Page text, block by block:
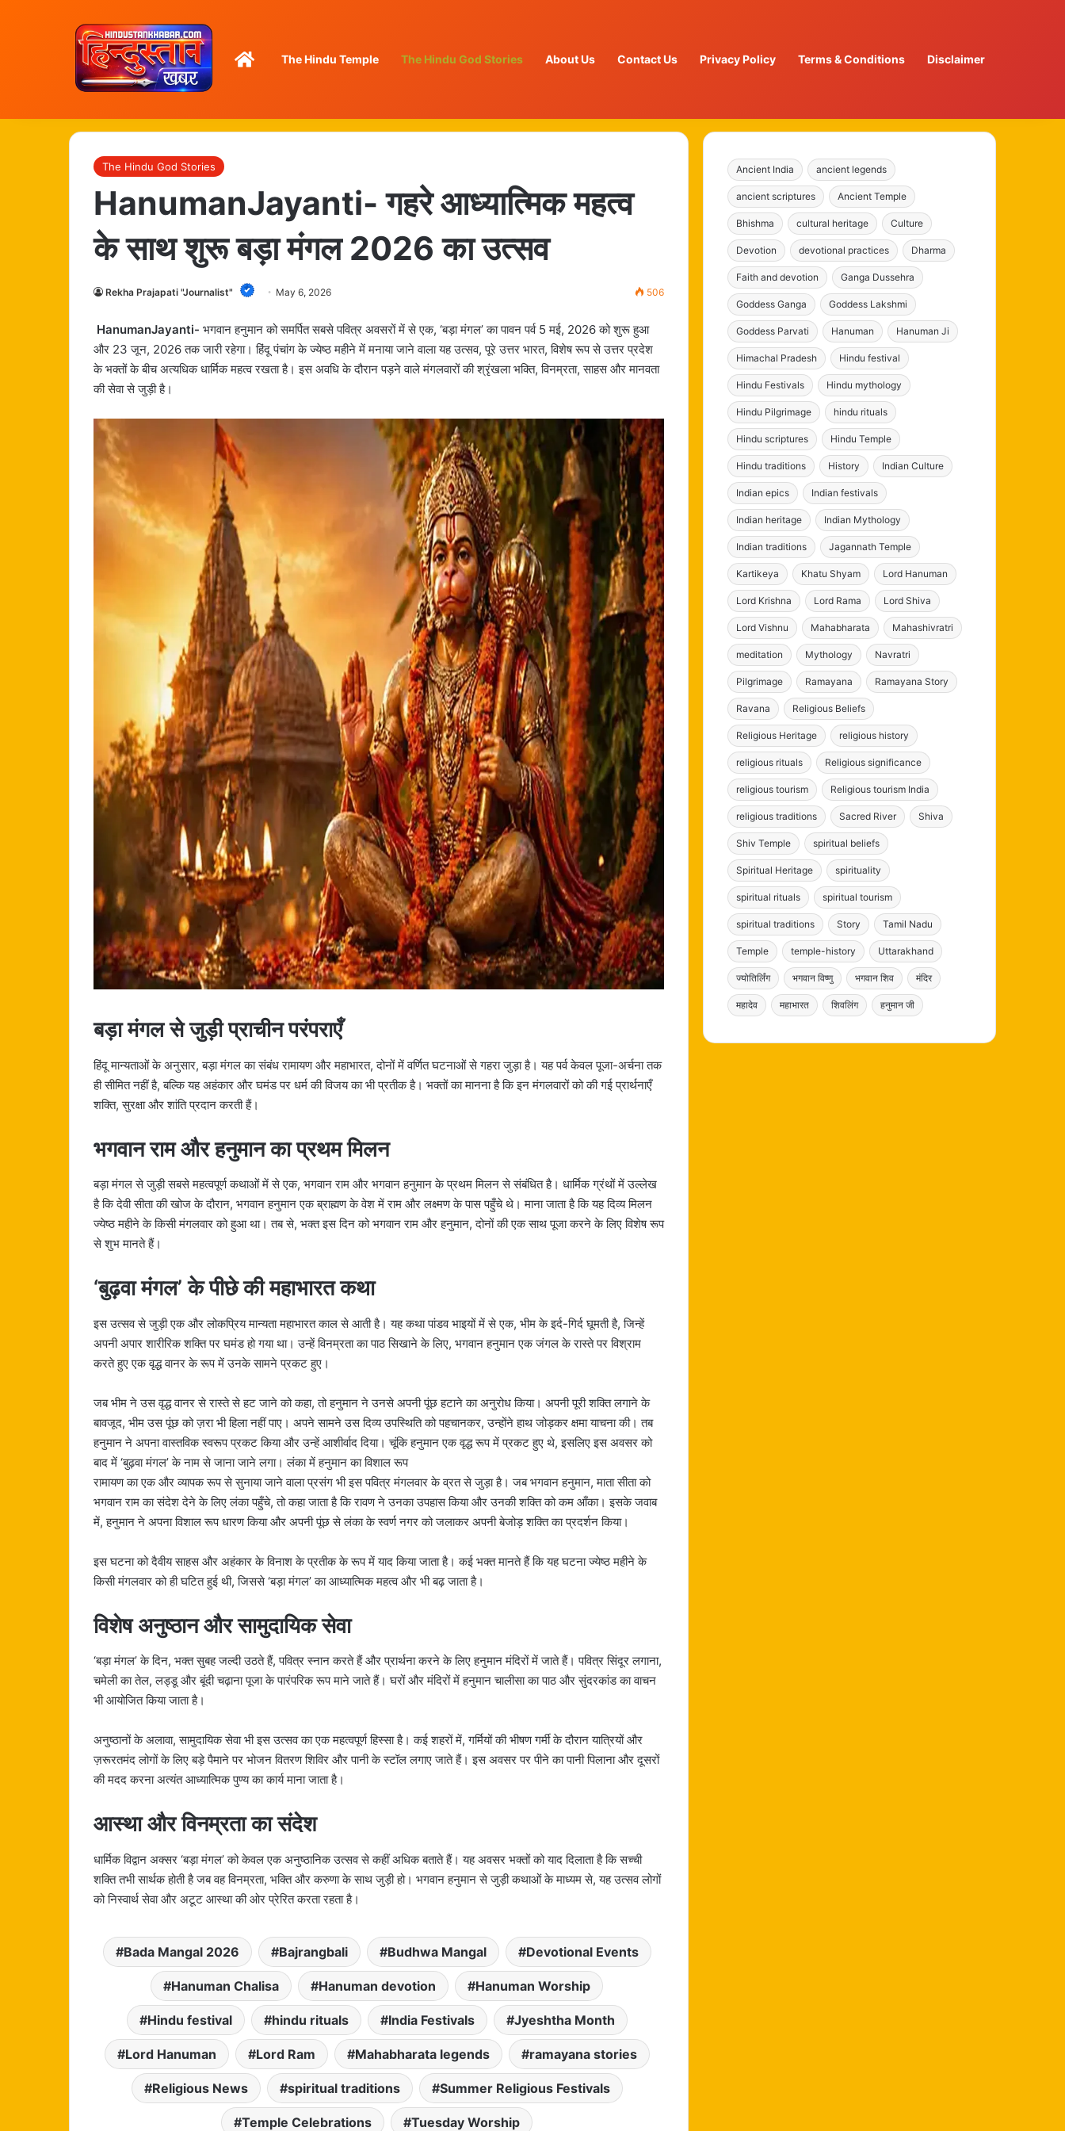
HomeThe Hindu Temple The Hindu God Stories About Us Contact Us Privacy Policy Terms & Conditions Disclaimer
The Hindu God Stories
HanumanJayanti- गहरे आध्यात्मिक महत्व
के साथ शुरू बड़ा मंगल 2026 का उत्सव
Rekha Prajapati "Journalist" May 6, 2026 506
HanumanJayanti- भगवान हनुमान को समर्पित सबसे पवित्र अवसरों में से एक, ‘बड़ा मंगल’ का पावन पर्व 5 मई, 2026 को शुरू हुआ
और 23 जून, 2026 तक जारी रहेगा। हिंदू पंचांग के ज्येष्ठ महीने में मनाया जाने वाला यह उत्सव, पूरे उत्तर भारत, विशेष रूप से उत्तर प्रदेश
के भक्तों के बीच अत्यधिक धार्मिक महत्व रखता है। इस अवधि के दौरान पड़ने वाले मंगलवारों की श्रृंखला भक्ति, विनम्रता, साहस और मानवता
की सेवा से जुड़ी है।
बड़ा मंगल से जुड़ी प्राचीन परंपराएँ
हिंदू मान्यताओं के अनुसार, बड़ा मंगल का संबंध रामायण और महाभारत, दोनों में वर्णित घटनाओं से गहरा जुड़ा है। यह पर्व केवल पूजा-अर्चना तक
ही सीमित नहीं है, बल्कि यह अहंकार और घमंड पर धर्म की विजय का भी प्रतीक है। भक्तों का मानना ​​है कि इन मंगलवारों को की गई प्रार्थनाएँ
शक्ति, सुरक्षा और शांति प्रदान करती हैं।
भगवान राम और हनुमान का प्रथम मिलन
बड़ा मंगल से जुड़ी सबसे महत्वपूर्ण कथाओं में से एक, भगवान राम और भगवान हनुमान के प्रथम मिलन से संबंधित है। धार्मिक ग्रंथों में उल्लेख
है कि देवी सीता की खोज के दौरान, भगवान हनुमान एक ब्राह्मण के वेश में राम और लक्ष्मण के पास पहुँचे थे। माना जाता है कि यह दिव्य मिलन
ज्येष्ठ महीने के किसी मंगलवार को हुआ था। तब से, भक्त इस दिन को भगवान राम और हनुमान, दोनों की एक साथ पूजा करने के लिए विशेष रूप
से शुभ मानते हैं।
‘बुढ़वा मंगल’ के पीछे की महाभारत कथा
इस उत्सव से जुड़ी एक और लोकप्रिय मान्यता महाभारत काल से आती है। यह कथा पांडव भाइयों में से एक, भीम के इर्द-गिर्द घूमती है, जिन्हें
अपनी अपार शारीरिक शक्ति पर घमंड हो गया था। उन्हें विनम्रता का पाठ सिखाने के लिए, भगवान हनुमान एक जंगल के रास्ते पर विश्राम
करते हुए एक वृद्ध वानर के रूप में उनके सामने प्रकट हुए।
जब भीम ने उस वृद्ध वानर से रास्ते से हट जाने को कहा, तो हनुमान ने उनसे अपनी पूंछ हटाने का अनुरोध किया। अपनी पूरी शक्ति लगाने के
बावजूद, भीम उस पूंछ को ज़रा भी हिला नहीं पाए। अपने सामने उस दिव्य उपस्थिति को पहचानकर, उन्होंने हाथ जोड़कर क्षमा याचना की। तब
हनुमान ने अपना वास्तविक स्वरूप प्रकट किया और उन्हें आशीर्वाद दिया। चूंकि हनुमान एक वृद्ध रूप में प्रकट हुए थे, इसलिए इस अवसर को
बाद में ‘बुढ़वा मंगल’ के नाम से जाना जाने लगा। लंका में हनुमान का विशाल रूप
रामायण का एक और व्यापक रूप से सुनाया जाने वाला प्रसंग भी इस पवित्र मंगलवार के व्रत से जुड़ा है। जब भगवान हनुमान, माता सीता को
भगवान राम का संदेश देने के लिए लंका पहुँचे, तो कहा जाता है कि रावण ने उनका उपहास किया और उनकी शक्ति को कम आँका। इसके जवाब
में, हनुमान ने अपना विशाल रूप धारण किया और अपनी पूंछ से लंका के स्वर्ण नगर को जलाकर अपनी बेजोड़ शक्ति का प्रदर्शन किया।
इस घटना को दैवीय साहस और अहंकार के विनाश के प्रतीक के रूप में याद किया जाता है। कई भक्त मानते हैं कि यह घटना ज्येष्ठ महीने के
किसी मंगलवार को ही घटित हुई थी, जिससे ‘बड़ा मंगल’ का आध्यात्मिक महत्व और भी बढ़ जाता है।
विशेष अनुष्ठान और सामुदायिक सेवा
‘बड़ा मंगल’ के दिन, भक्त सुबह जल्दी उठते हैं, पवित्र स्नान करते हैं और प्रार्थना करने के लिए हनुमान मंदिरों में जाते हैं। पवित्र सिंदूर लगाना,
चमेली का तेल, लड्डू और बूंदी चढ़ाना पूजा के पारंपरिक रूप माने जाते हैं। घरों और मंदिरों में हनुमान चालीसा का पाठ और सुंदरकांड का वाचन
भी आयोजित किया जाता है।
अनुष्ठानों के अलावा, सामुदायिक सेवा भी इस उत्सव का एक महत्वपूर्ण हिस्सा है। कई शहरों में, गर्मियों की भीषण गर्मी के दौरान यात्रियों और
ज़रूरतमंद लोगों के लिए बड़े पैमाने पर भोजन वितरण शिविर और पानी के स्टॉल लगाए जाते हैं। इस अवसर पर पीने का पानी पिलाना और दूसरों
की मदद करना अत्यंत आध्यात्मिक पुण्य का कार्य माना जाता है।
आस्था और विनम्रता का संदेश
धार्मिक विद्वान अक्सर ‘बड़ा मंगल’ को केवल एक अनुष्ठानिक उत्सव से कहीं अधिक बताते हैं। यह अवसर भक्तों को याद दिलाता है कि सच्ची
शक्ति तभी सार्थक होती है जब वह विनम्रता, भक्ति और करुणा के साथ जुड़ी हो। भगवान हनुमान से जुड़ी कथाओं के माध्यम से, यह उत्सव लोगों
को निस्वार्थ सेवा और अटूट आस्था की ओर प्रेरित करता रहता है।
Bada Mangal 2026 Bajrangbali Budhwa Mangal Devotional Events
Hanuman Chalisa Hanuman devotion Hanuman Worship
Hindu festival hindu rituals India Festivals Jyeshtha Month
Lord Hanuman Lord Ram Mahabharata legends ramayana stories
Religious News spiritual traditions Summer Religious Festivals
Temple Celebrations Tuesday Worship
Ancient India ancient legends
ancient scriptures Ancient Temple
Bhishma cultural heritage Culture
Devotion devotional practices Dharma
Faith and devotion Ganga Dussehra
Goddess Ganga Goddess Lakshmi
Goddess Parvati Hanuman Hanuman Ji
Himachal Pradesh Hindu festival
Hindu Festivals Hindu mythology
Hindu Pilgrimage hindu rituals
Hindu scriptures Hindu Temple
Hindu traditions History Indian Culture
Indian epics Indian festivals
Indian heritage Indian Mythology
Indian traditions Jagannath Temple
Kartikeya Khatu Shyam Lord Hanuman
Lord Krishna Lord Rama Lord Shiva
Lord Vishnu Mahabharata Mahashivratri
meditation Mythology Navratri
Pilgrimage Ramayana Ramayana Story
Ravana Religious Beliefs
Religious Heritage religious history
religious rituals Religious significance
religious tourism Religious tourism India
religious traditions Sacred River Shiva
Shiv Temple spiritual beliefs
Spiritual Heritage spirituality
spiritual rituals spiritual tourism
spiritual traditions Story Tamil Nadu
Temple temple-history Uttarakhand
ज्योतिर्लिंग भगवान विष्णु भगवान शिव मंदिर
महादेव महाभारत शिवलिंग हनुमान जी